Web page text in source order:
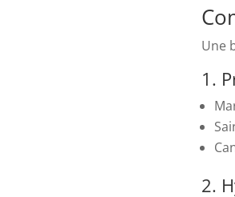
Une
1.
2.